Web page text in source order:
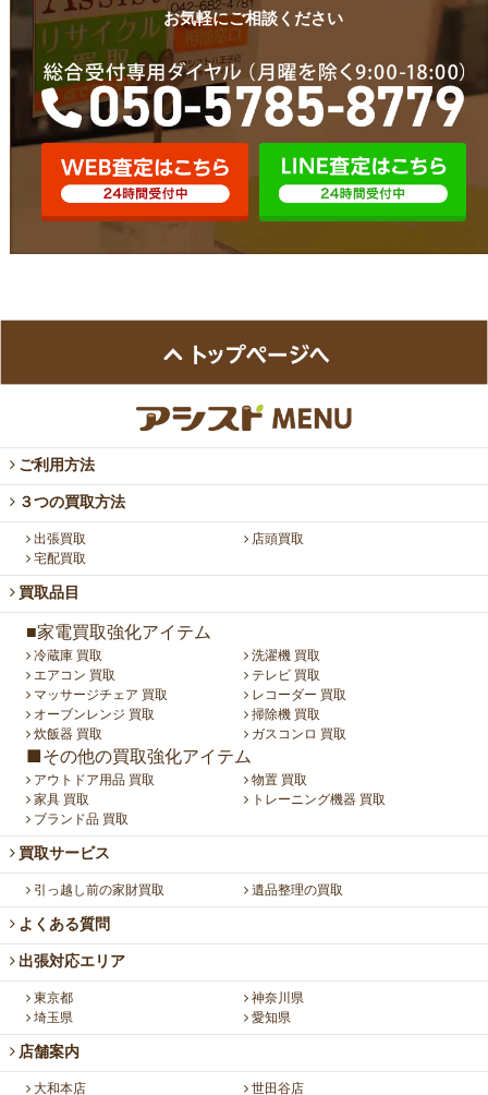
お気軽にご相談ください
ご利用方法
３つの買取方法
出張買取
店頭買取
宅配買取
買取品目
■家電買取強化アイテム
冷蔵庫 買取
洗濯機 買取
エアコン 買取
テレビ 買取
マッサージチェア 買取
レコーダー 買取
オーブンレンジ 買取
掃除機 買取
炊飯器 買取
ガスコンロ 買取
■その他の買取強化アイテム
アウトドア用品 買取
物置 買取
家具 買取
トレーニング機器 買取
ブランド品 買取
買取サービス
引っ越し前の家財買取 遺品整理の買取
よくある質問
出張対応エリア
東京都
神奈川県
埼玉県
愛知県
店舗案内
大和本店 世田谷店